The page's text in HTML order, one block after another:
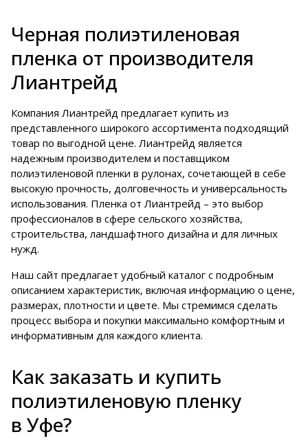
Черная полиэтиленовая
пленка от производителя
Лиантрейд
Компания Лиантрейд предлагает купить из
представленного широкого ассортимента подходящий
товар по выгодной цене. Лиантрейд является
надежным производителем и поставщиком
полиэтиленовой пленки в рулонах, сочетающей в себе
высокую прочность, долговечность и универсальность
использования. Пленка от Лиантрейд – это выбор
профессионалов в сфере сельского хозяйства,
строительства, ландшафтного дизайна и для личных
нужд.
Наш сайт предлагает удобный каталог с подробным
описанием характеристик, включая информацию о цене,
размерах, плотности и цвете. Мы стремимся сделать
процесс выбора и покупки максимально комфортным и
информативным для каждого клиента.
Как заказать и купить
полиэтиленовую пленку
в Уфе?